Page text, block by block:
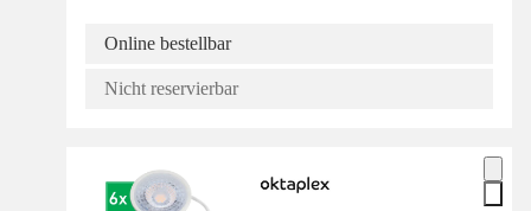
Online bestellbar
Nicht reservierbar